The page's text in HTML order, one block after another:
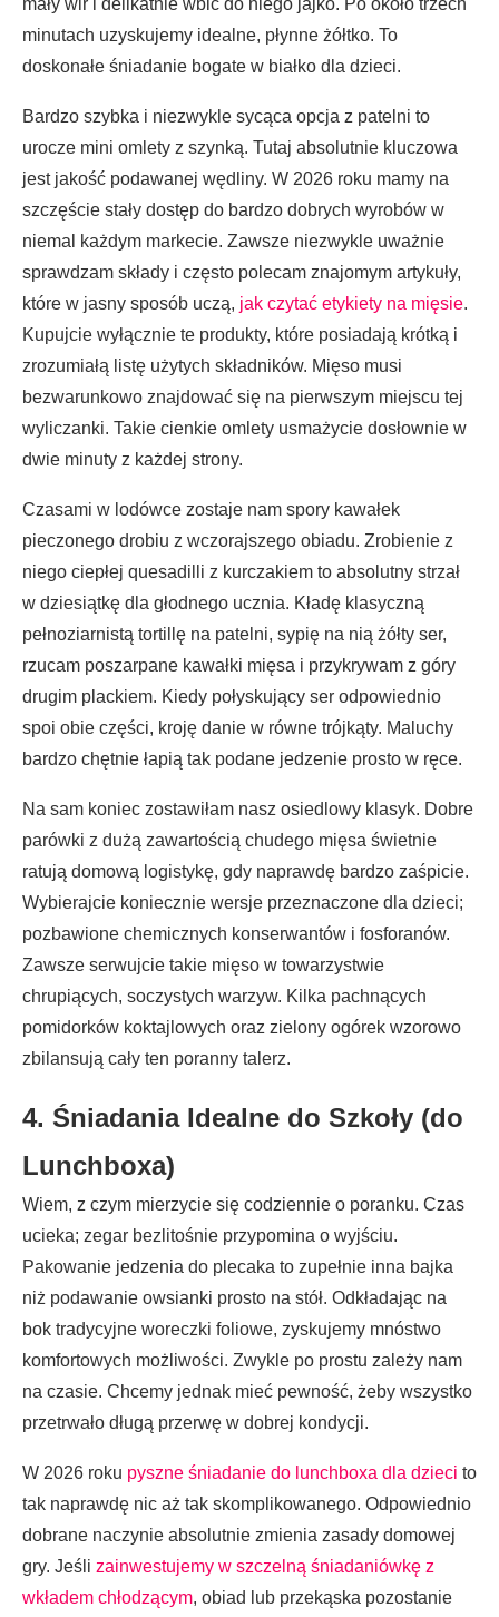
mały wir i delikatnie wbić do niego jajko. Po około trzech
minutach uzyskujemy idealne, płynne żółtko. To
doskonałe śniadanie bogate w białko dla dzieci.
Bardzo szybka i niezwykle sycąca opcja z patelni to
urocze mini omlety z szynką. Tutaj absolutnie kluczowa
jest jakość podawanej wędliny. W 2026 roku mamy na
szczęście stały dostęp do bardzo dobrych wyrobów w
niemal każdym markecie. Zawsze niezwykle uważnie
sprawdzam składy i często polecam znajomym artykuły,
które w jasny sposób uczą, jak czytać etykiety na mięsie.
Kupujcie wyłącznie te produkty, które posiadają krótką i
zrozumiałą listę użytych składników. Mięso musi
bezwarunkowo znajdować się na pierwszym miejscu tej
wyliczanki. Takie cienkie omlety usmażycie dosłownie w
dwie minuty z każdej strony.
Czasami w lodówce zostaje nam spory kawałek
pieczonego drobiu z wczorajszego obiadu. Zrobienie z
niego ciepłej quesadilli z kurczakiem to absolutny strzał
w dziesiątkę dla głodnego ucznia. Kładę klasyczną
pełnoziarnistą tortillę na patelni, sypię na nią żółty ser,
rzucam poszarpane kawałki mięsa i przykrywam z góry
drugim plackiem. Kiedy połyskujący ser odpowiednio
spoi obie części, kroję danie w równe trójkąty. Maluchy
bardzo chętnie łapią tak podane jedzenie prosto w ręce.
Na sam koniec zostawiłam nasz osiedlowy klasyk. Dobre
parówki z dużą zawartością chudego mięsa świetnie
ratują domową logistykę, gdy naprawdę bardzo zaśpicie.
Wybierajcie koniecznie wersje przeznaczone dla dzieci;
pozbawione chemicznych konserwantów i fosforanów.
Zawsze serwujcie takie mięso w towarzystwie
chrupiących, soczystych warzyw. Kilka pachnących
pomidorków koktajlowych oraz zielony ogórek wzorowo
zbilansują cały ten poranny talerz.
4. Śniadania Idealne do Szkoły (do
Lunchboxa)
Wiem, z czym mierzycie się codziennie o poranku. Czas
ucieka; zegar bezlitośnie przypomina o wyjściu.
Pakowanie jedzenia do plecaka to zupełnie inna bajka
niż podawanie owsianki prosto na stół. Odkładając na
bok tradycyjne woreczki foliowe, zyskujemy mnóstwo
komfortowych możliwości. Zwykle po prostu zależy nam
na czasie. Chcemy jednak mieć pewność, żeby wszystko
przetrwało długą przerwę w dobrej kondycji.
W 2026 roku pyszne śniadanie do lunchboxa dla dzieci to
tak naprawdę nic aż tak skomplikowanego. Odpowiednio
dobrane naczynie absolutnie zmienia zasady domowej
gry. Jeśli zainwestujemy w szczelną śniadaniówkę z
wkładem chłodzącym, obiad lub przekąska pozostanie